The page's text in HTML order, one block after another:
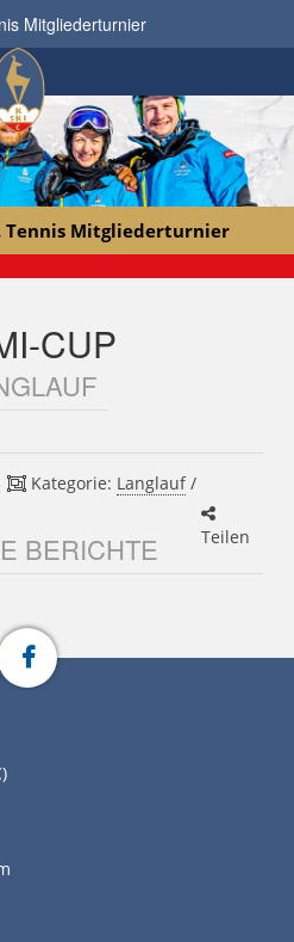
Mitgliederturnier
Tennis Mitgliederturnier
CUP
Kategorie: Langlauf/
Teilen
BERICHTE